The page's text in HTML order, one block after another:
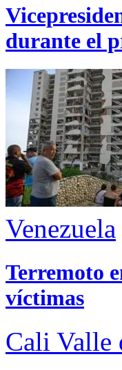
durante el
Venezuela
Terremoto
víctimas
Cali Valle